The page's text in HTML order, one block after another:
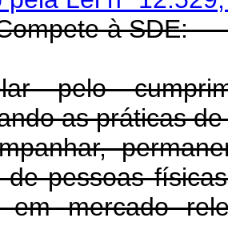
Compete à
pelo
as práticas
de pessoas
em mercado